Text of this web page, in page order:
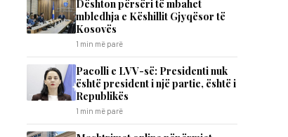
​Dështon përsëri të mbahet
mbledhja e Këshillit Gjyqësor të
Kosovës
1 min më parë
Pacolli e LVV-së: Presidenti nuk
është president i një partie, është i
Republikës
1 min më parë